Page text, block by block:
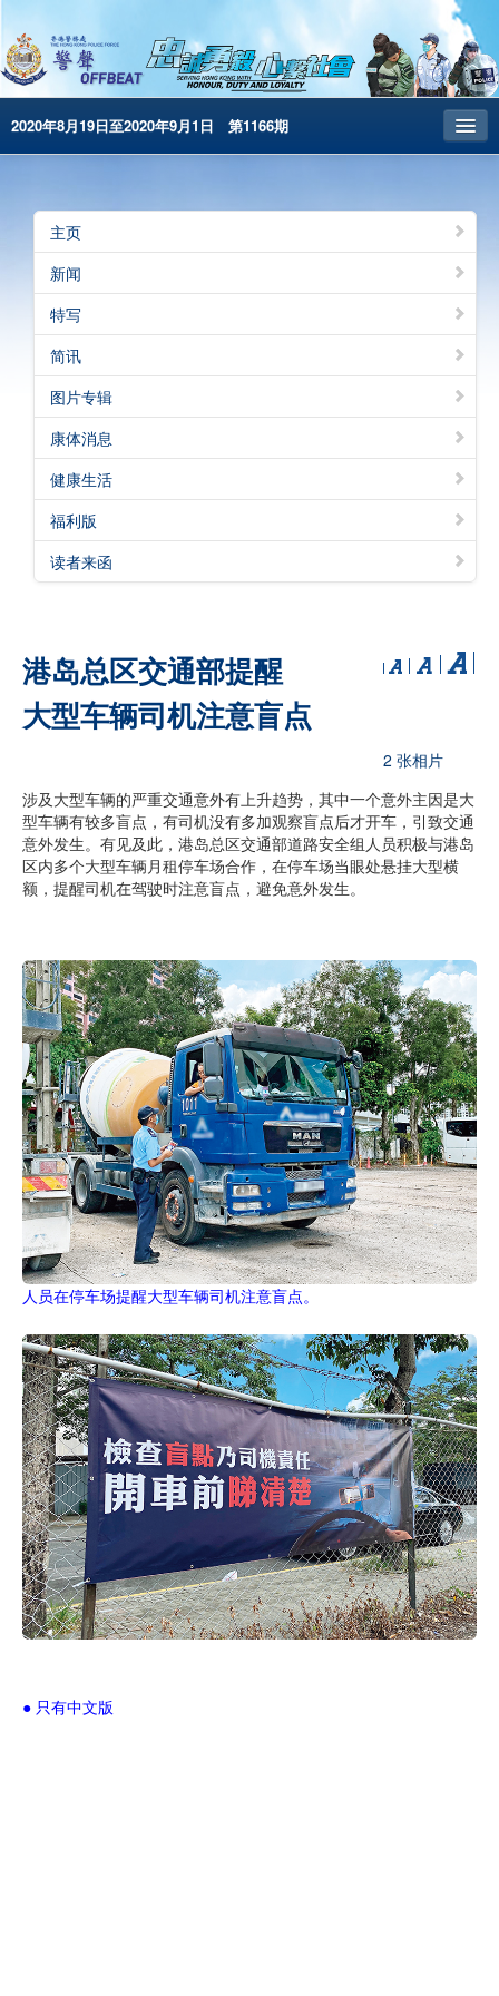
2020年8月19日至2020年9月1日 第1166期
昔日警声
警务处主页
繁體版
English
电子书版
主页
新闻
特写
简讯
图片专辑
康体消息
健康生活
福利版
读者来函
港岛总区交通部提醒
大型车辆司机注意盲点
2 张相片
涉及大型车辆的严重交通意外有上升趋势，其中一个意外主因是大
型车辆有较多盲点，有司机没有多加观察盲点后才开车，引致交通
意外发生。有见及此，港岛总区交通部道路安全组人员积极与港岛
区内多个大型车辆月租停车场合作，在停车场当眼处悬挂大型横
额，提醒司机在驾驶时注意盲点，避免意外发生。
人员在停车场提醒大型车辆司机注意盲点。
● 只有中文版